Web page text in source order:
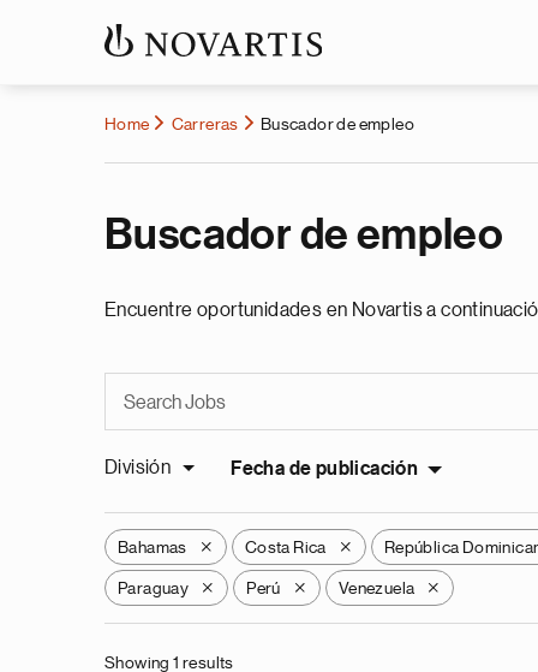
Home Carreras Buscador de empleo
Buscador de empleo
Encuentre oportunidades en Novartis a
División Fecha de publicación
Bahamas X Costa Rica X República
Paraguay X Perú X Venezuela X
Showing 1 results